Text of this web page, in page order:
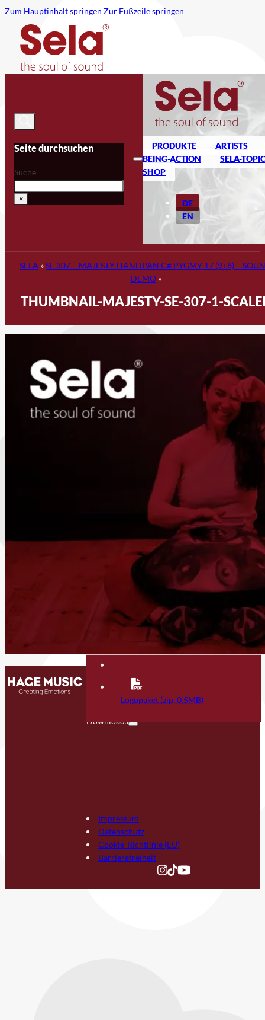
Zum Hauptinhalt springen Zur Fußzeile springen
Seite durchsuchen
Suche
×
PRODUKTE
ARTISTS
BEING-ACTION
SELA-
SHOP
DE
EN
SELA »SE 307 – MAJESTY HANDPAN C# PYGMY 17 (9+8) –
DEMO»
THUMBNAIL-MAJESTY-SE-307-1-
Downloads
Logopaket (zip, 0.5MB)
Impressum
Datenschutz
Cookie-Richtlinie (EU)
Barrierefreiheit